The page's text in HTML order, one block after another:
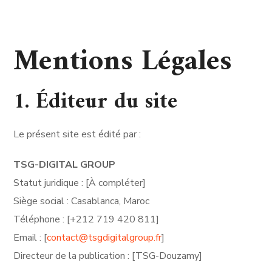
Mentions Légales
1. Éditeur du site
Le présent site est édité par :
TSG-DIGITAL GROUP
Statut juridique : [À compléter]
Siège social : Casablanca, Maroc
Téléphone : [+212 719 420 811]
Email : [contact@tsgdigitalgroup.fr]
Directeur de la publication : [TSG-Douzamy]